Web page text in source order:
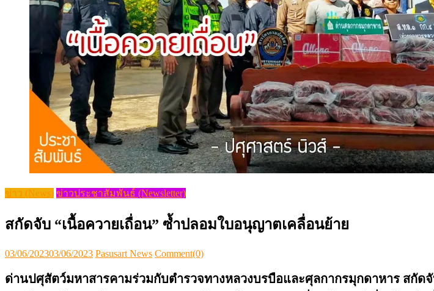
ข่าว (News) ข่าวประชาสัมพันธ์ (Newsletter)
สกัดจับ “เนื้อควายเถื่อน” ซ้ำปลอมใบอนุญาตเคลื่อนย้าย
Posted
03/06/202303/06/2023 Author
Pasusart News Comment(0)
ด่านปศุสัตว์มหาสารคามร่วมกับตำรวจทางหลวงบรบือและศุลกากรมุกดาหาร สกั